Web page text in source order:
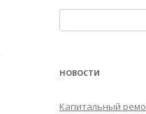
НОВОСТИ
Капитальный